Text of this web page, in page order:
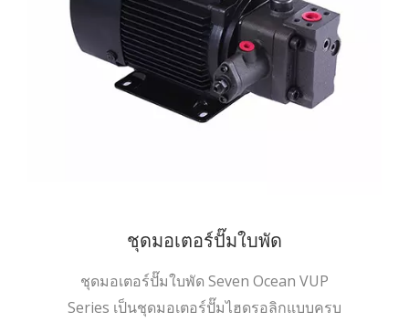
ชุดมอเตอร์ปั๊มใบพัด
ชุดมอเตอร์ปั๊มใบพัด Seven Ocean VUP
Series เป็นชุดมอเตอร์ปั๊มไฮดรอลิกแบบครบ